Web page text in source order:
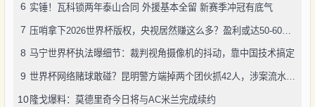
6 实锤！瓦科锁两年泰山合同 外援基本全留 新赛季冲冠有底气
7 压哨拿下2026世界杯版权，央视居然赚这么多？盈利或达50-60亿！
8 马宁世界杯执法曝细节：裁判视角摄像机的抖动，靠中国技术搞定
9 世界杯网络赌球敢碰？昆明警方端掉两个团伙抓42人，涉案流水超三千万
10 隆戈爆料：莫德里奇今日将与AC米兰完成续约